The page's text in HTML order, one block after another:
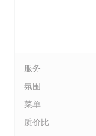
服务
氛围
菜单
质价比